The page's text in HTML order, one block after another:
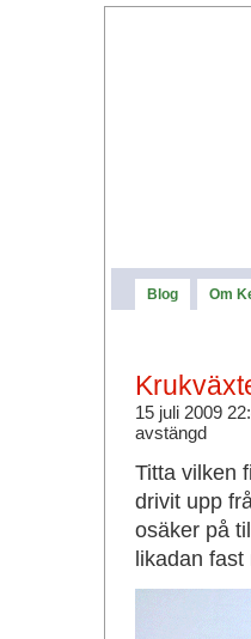
Blog Om
15 juli 2009
avstängd
Titta vilken
drivit upp
osäker på
likadan